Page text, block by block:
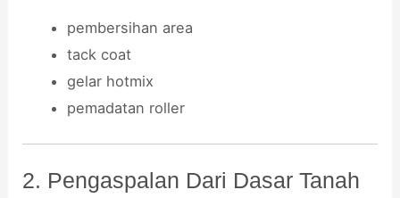
pembersihan area
tack coat
gelar hotmix
pemadatan roller
2. Pengaspalan Dari Dasar Tanah